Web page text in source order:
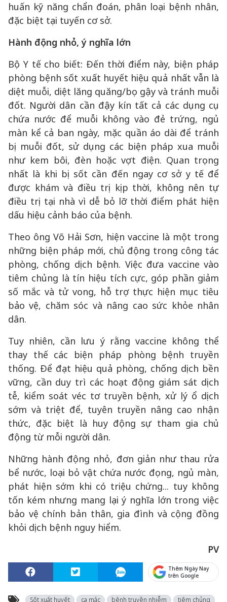
huấn kỹ năng chẩn đoán, phân loại bệnh nhân,
đặc biệt tại tuyến cơ sở.
Hành động nhỏ, ý nghĩa lớn
Bộ Y tế cho biết: Đến thời điểm này, biện pháp
phòng bệnh sốt xuất huyết hiệu quả nhất vẫn là
diệt muỗi, diệt lăng quăng/bọ gậy và tránh muỗi
đốt. Người dân cần đậy kín tất cả các dụng cụ
chứa nước để muỗi không vào đẻ trứng, ngủ
màn kể cả ban ngày, mặc quần áo dài để tránh
bị muỗi đốt, sử dụng các biện pháp xua muỗi
như kem bôi, đèn hoặc vợt điện. Quan trọng
nhất là khi bị sốt cần đến ngay cơ sở y tế để
được khám và điều trị kịp thời, không nên tự
điều trị tại nhà vì dễ bỏ lỡ thời điểm phát hiện
dấu hiệu cảnh báo của bệnh.
Theo ông Võ Hải Sơn, hiện vaccine là một trong
những biện pháp mới, chủ động trong công tác
phòng, chống dịch bệnh. Việc đưa vaccine vào
tiêm chủng là tín hiệu tích cực, góp phần giảm
số mắc và tử vong, hỗ trợ thực hiện mục tiêu
bảo vệ, chăm sóc và nâng cao sức khỏe nhân
dân.
Tuy nhiên, cần lưu ý rằng vaccine không thể
thay thế các biện pháp phòng bệnh truyền
thống. Để đạt hiệu quả phòng, chống dịch bền
vững, cần duy trì các hoạt động giám sát dịch
tễ, kiểm soát véc tơ truyền bệnh, xử lý ổ dịch
sớm và triệt để, tuyên truyền nâng cao nhận
thức, đặc biệt là huy động sự tham gia chủ
động từ mỗi người dân.
Những hành động nhỏ, đơn giản như thau rửa
bể nước, loại bỏ vật chứa nước đọng, ngủ màn,
phát hiện sớm khi có triệu chứng... tuy không
tốn kém nhưng mang lại ý nghĩa lớn trong việc
bảo vệ chính bản thân, gia đình và cộng đồng
khỏi dịch bệnh nguy hiểm.
PV
Thêm Ngày Nay
trên Google
Sốt xuất huyết ca mắc bệnh truyền nhiễm tiêm chủng